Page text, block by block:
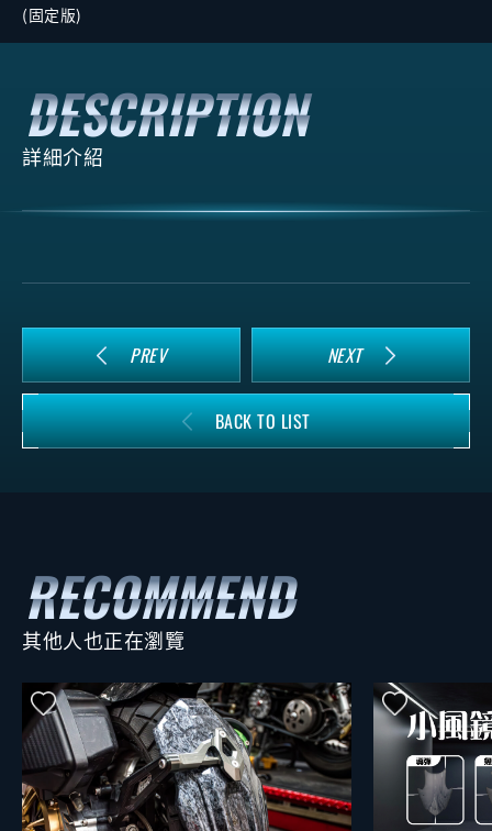
(固定版)
詳細介紹
PREV NEXT
BACK TO LIST
其他人也正在瀏覽